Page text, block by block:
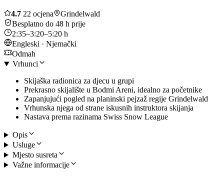
4.7 22 ocjena
Grindelwald
Besplatno do 48 h prije
2:35–3:20–5:20 h
Engleski · Njemački
Odmah
Vrhunci
Skijaška radionica za djecu u grupi
Prekrasno skijalište u Bodmi Areni, idealno za početnike
Zapanjujući pogled na planinski pejzaž regije Grindelwald
Vrhunska njega od strane iskusnih instruktora skijanja
Nastava prema razinama Swiss Snow League
Opis
Usluge
Mjesto susreta
Važne informacije